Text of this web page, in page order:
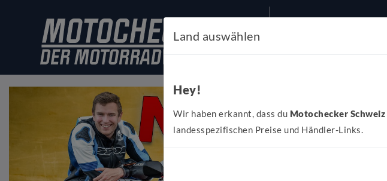
Land auswählen
Hey!
Wir haben erkannt, dass du Motochecker Schweiz
landesspezifischen Preise und Händler-Links.